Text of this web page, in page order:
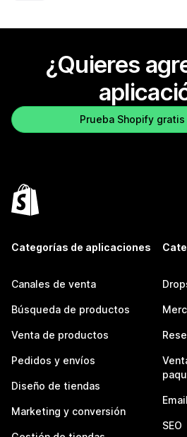
¿Quieres
Prueba Shopify
Categorías de aplicaciones
Canales de venta
Búsqueda de productos
Venta de productos
Pedidos y envíos
Diseño de tiendas
Marketing y conversión
SEO